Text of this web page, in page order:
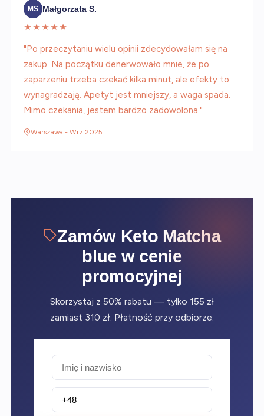
MS Małgorzata S.
★★★★★
"Po przeczytaniu wielu opinii zdecydowałam się na
zakup. Na początku denerwowało mnie, że po
zaparzeniu trzeba czekać kilka minut, ale efekty to
wynagradzają. Apetyt jest mniejszy, a waga spada.
Mimo czekania, jestem bardzo zadowolona."
Warszawa - Wrz 2025
Zamów Keto Matcha
blue w cenie
promocyjnej
Skorzystaj z 50% rabatu — tylko 155 zł
zamiast 310 zł. Płatność przy odbiorze.